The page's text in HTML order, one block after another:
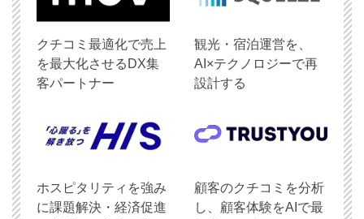
クチコミ最適化で売上
を最大化させるDX集
客パートナー
観光・宿泊運営を、
AI×テクノロジーで再
設計する
ホスピタリティを強み
に課題解決・経済促進
顧客のクチコミを分析
し、顧客体験をAIで最